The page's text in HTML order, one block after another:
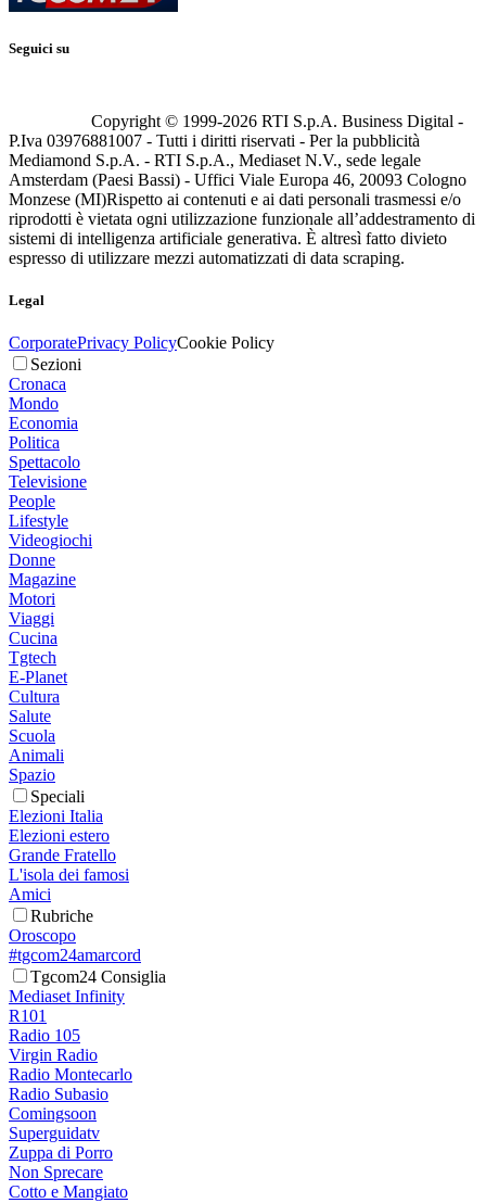
Seguici su
Copyright © 1999-2026 RTI S.p.A. Business Digital -
P.Iva 03976881007 - Tutti i diritti riservati - Per la pubblicità
Mediamond S.p.A. - RTI S.p.A., Mediaset N.V., sede legale
Amsterdam (Paesi Bassi) - Uffici Viale Europa 46, 20093 Cologno
Monzese (MI)Rispetto ai contenuti e ai dati personali trasmessi e/o
riprodotti è vietata ogni utilizzazione funzionale all’addestramento di
sistemi di intelligenza artificiale generativa. È altresì fatto divieto
espresso di utilizzare mezzi automatizzati di data scraping.
Legal
CorporatePrivacy PolicyCookie Policy
Sezioni
Cronaca
Mondo
Economia
Politica
Spettacolo
Televisione
People
Lifestyle
Videogiochi
Donne
Magazine
Motori
Viaggi
Cucina
Tgtech
E-Planet
Cultura
Salute
Scuola
Animali
Spazio
Speciali
Elezioni Italia
Elezioni estero
Grande Fratello
L'isola dei famosi
Amici
Rubriche
Oroscopo
#tgcom24amarcord
Tgcom24 Consiglia
Mediaset Infinity
R101
Radio 105
Virgin Radio
Radio Montecarlo
Radio Subasio
Comingsoon
Superguidatv
Zuppa di Porro
Non Sprecare
Cotto e Mangiato